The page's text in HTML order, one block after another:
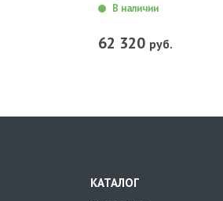
В наличии
62 320 руб.
КАТАЛОГ